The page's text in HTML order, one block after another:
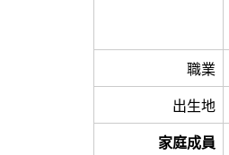
職業
出生地
家庭成員